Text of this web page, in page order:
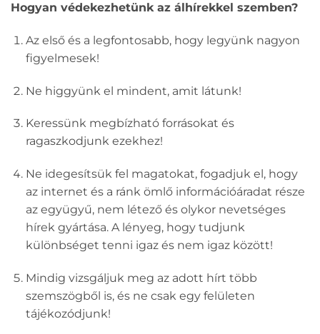
Hogyan védekezhetünk az álhírekkel szemben?
Az első és a legfontosabb, hogy legyünk nagyon
figyelmesek!
Ne higgyünk el mindent, amit látunk!
Keressünk megbízható forrásokat és
ragaszkodjunk ezekhez!
Ne idegesítsük fel magatokat, fogadjuk el, hogy
az internet és a ránk ömlő információáradat része
az együgyű, nem létező és olykor nevetséges
hírek gyártása. A lényeg, hogy tudjunk
különbséget tenni igaz és nem igaz között!
Mindig vizsgáljuk meg az adott hírt több
szemszögből is, és ne csak egy felületen
tájékozódjunk!